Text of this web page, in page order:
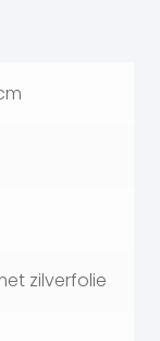
zilverfolie